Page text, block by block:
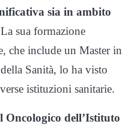
sia in ambito
sua formazione
che include un Master in
Sanità, lo ha visto
istituzioni sanitarie.
Oncologico dell’Istituto